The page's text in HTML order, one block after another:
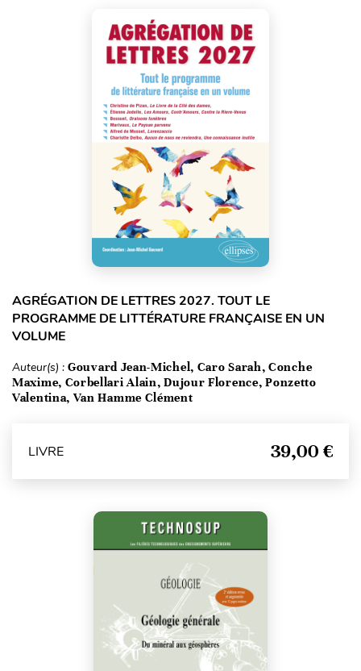
AGRÉGATION DE LETTRES 2027. TOUT LE
PROGRAMME DE LITTÉRATURE FRANÇAISE EN UN
VOLUME
Auteur(s) : Gouvard Jean-Michel, Caro Sarah, Conche
Maxime, Corbellari Alain, Dujour Florence, Ponzetto
Valentina, Van Hamme Clément
LIVRE 39,00 €